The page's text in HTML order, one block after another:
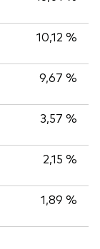
10,12 %
9,67 %
3,57 %
2,15 %
1,89 %